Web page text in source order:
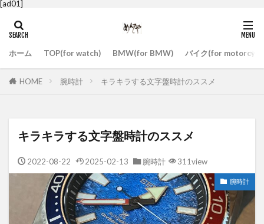
[ad01]
ホーム TOP(for watch) BMW(for BMW) バイク(for
HOME 腕時計 キラキラする文字盤時計のススメ
キラキラする文字盤時計のススメ
2022-08-22 2025-02-13 腕時計 311view
腕時計